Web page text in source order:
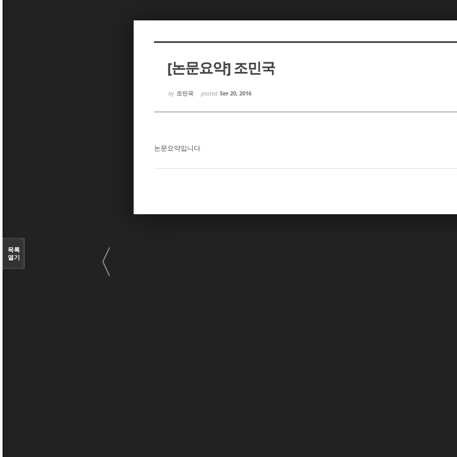
[논문요약] 조민국
by 조민국 posted Sep 20, 2016
논문요약입니다
〈
목록
열기
Sketchbook5, 스케치북5
Sketchbook5, 스케치북5
Sketchbook5, 스케치북5
Sketchbook5, 스케치북5